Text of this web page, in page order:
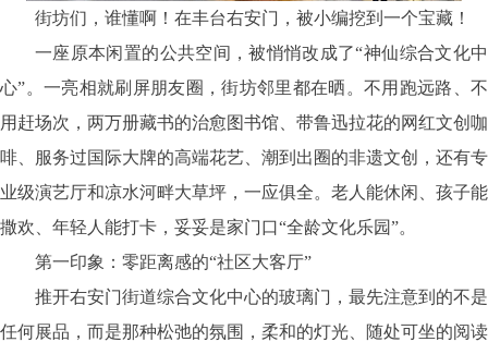
街坊们，谁懂啊！在丰台右安门，被小编挖到一个宝藏！
一座原本闲置的公共空间，被悄悄改成了“神仙综合文化中
心”。一亮相就刷屏朋友圈，街坊邻里都在晒。不用跑远路、不
用赶场次，两万册藏书的治愈图书馆、带鲁迅拉花的网红文创咖
啡、服务过国际大牌的高端花艺、潮到出圈的非遗文创，还有专
业级演艺厅和凉水河畔大草坪，一应俱全。老人能休闲、孩子能
撒欢、年轻人能打卡，妥妥是家门口“全龄文化乐园”。
第一印象：零距离感的“社区大客厅”
推开右安门街道综合文化中心的玻璃门，最先注意到的不是
任何展品，而是那种松弛的氛围，柔和的灯光、随处可坐的阅读